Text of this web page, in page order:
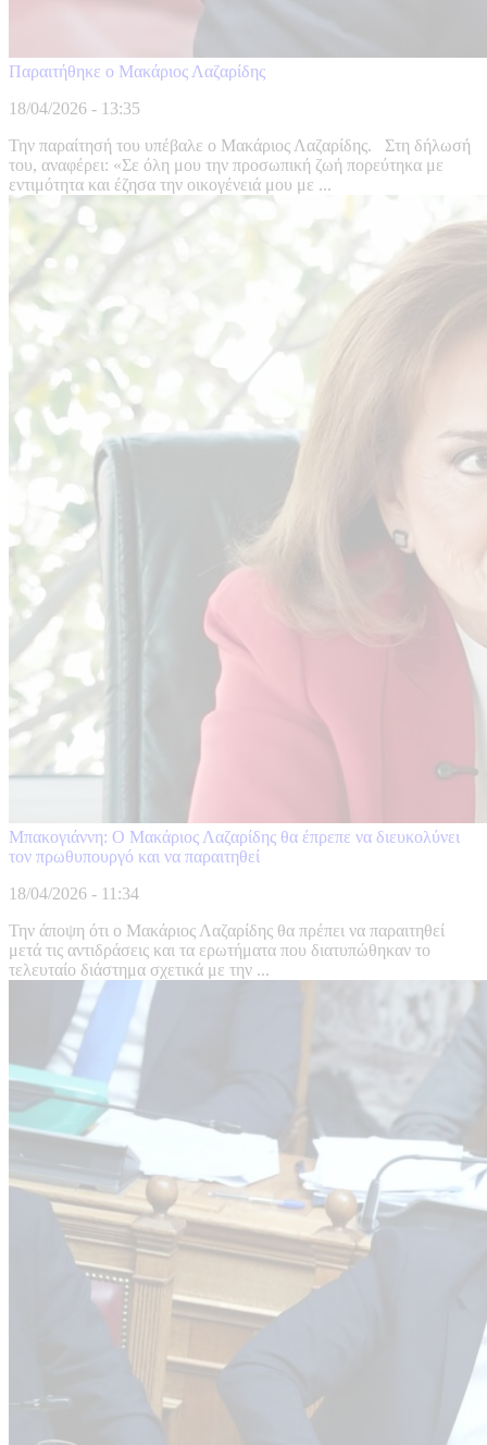
Παραιτήθηκε ο Μακάριος Λαζαρίδης
18/04/2026 - 13:35
Την παραίτησή του υπέβαλε ο Μακάριος Λαζαρίδης. Στη δήλωσή
του, αναφέρει: «Σε όλη μου την προσωπική ζωή πορεύτηκα με
εντιμότητα και έζησα την οικογένειά μου με ...
Μπακογιάννη: Ο Μακάριος Λαζαρίδης θα έπρεπε να διευκολύνει
τον πρωθυπουργό και να παραιτηθεί
18/04/2026 - 11:34
Την άποψη ότι ο Μακάριος Λαζαρίδης θα πρέπει να παραιτηθεί
μετά τις αντιδράσεις και τα ερωτήματα που διατυπώθηκαν το
τελευταίο διάστημα σχετικά με την ...